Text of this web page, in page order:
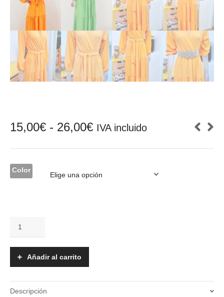
15,00€ - 26,00€Rango
precios:
15,00€
hasta
IVA incluido
Color
Añadir al carrito
Descripción